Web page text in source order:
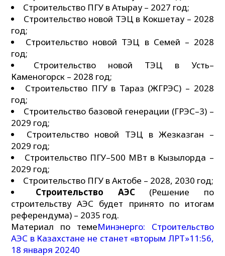
Строительство ПГУ в Атырау – 2027 год;
Строительство новой ТЭЦ в Кокшетау – 2028
год;
Строительство новой ТЭЦ в Семей – 2028
год;
Строительство новой ТЭЦ в Усть–
Каменогорск – 2028 год;
Строительство ПГУ в Тараз (ЖГРЭС) – 2028
год;
Строительство базовой генерации (ГРЭС–3) –
2029 год;
Строительство новой ТЭЦ в Жезказган –
2029 год;
Строительство ПГУ–500 МВт в Кызылорда –
2029 год;
Строительство ПГУ в Актобе – 2028, 2030 год;
Строительство АЭС(Решение по
строительству АЭС будет принято по итогам
референдума) – 2035 год.
Материал по темеМинэнерго: Строительство
АЭС в Казахстане не станет «вторым ЛРТ»11:56,
18 января 20240